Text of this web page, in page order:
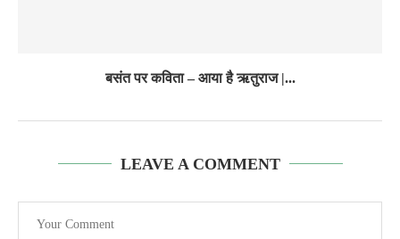
बसंत पर कविता – आया है ऋतुराज |...
LEAVE A COMMENT